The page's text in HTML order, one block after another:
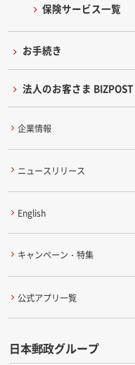
保険サービス一覧
お手続き
法人のお客さま BIZPOST
企業情報
ニュースリリース
English
キャンペーン・特集
公式アプリ一覧